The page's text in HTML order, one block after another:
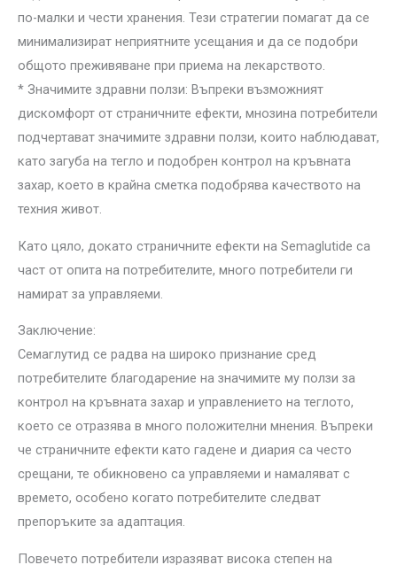
по-малки и чести хранения. Тези стратегии помагат да се
минимализират неприятните усещания и да се подобри
общото преживяване при приема на лекарството.
* Значимите здравни ползи: Въпреки възможният
дискомфорт от страничните ефекти, мнозина потребители
подчертават значимите здравни ползи, които наблюдават,
като загуба на тегло и подобрен контрол на кръвната
захар, което в крайна сметка подобрява качеството на
техния живот.
Като цяло, докато страничните ефекти на Semaglutide са
част от опита на потребителите, много потребители ги
намират за управляеми.
Заключение:
Семаглутид се радва на широко признание сред
потребителите благодарение на значимите му ползи за
контрол на кръвната захар и управлението на теглото,
което се отразява в много положителни мнения. Въпреки
че страничните ефекти като гадене и диария са често
срещани, те обикновено са управляеми и намаляват с
времето, особено когато потребителите следват
препоръките за адаптация.
Повечето потребители изразяват висока степен на